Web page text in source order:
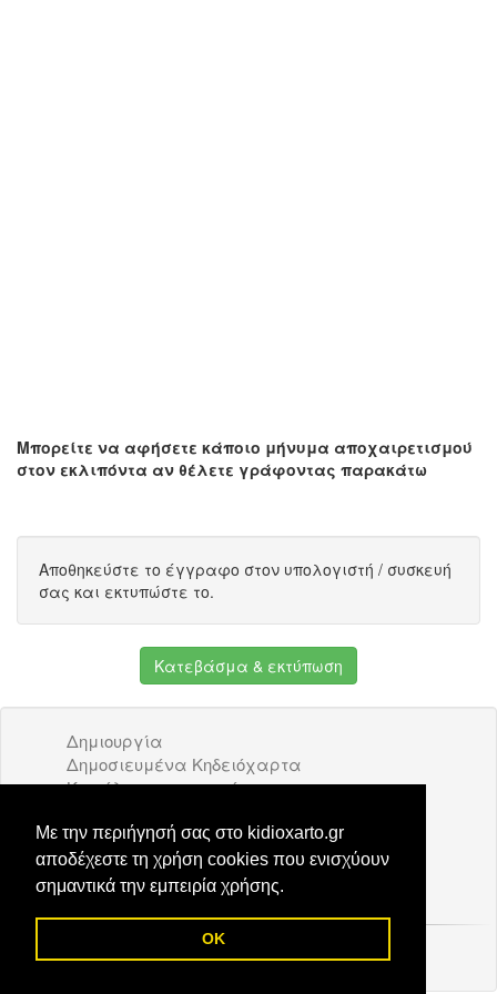
Με την περιήγησή σας στο kidioxarto.gr
αποδέχεστε τη χρήση cookies που ενισχύουν
σημαντικά την εμπειρία χρήσης.
OK
Μπορείτε να αφήσετε κάποιο μήνυμα αποχαιρετισμού
στον εκλιπόντα αν θέλετε γράφοντας παρακάτω
Αποθηκεύστε το έγγραφο στον υπολογιστή / συσκευή
σας και εκτυπώστε το.
Κατεβάσμα & εκτύπωση
Δημιουργία
Δημοσιευμένα Κηδειόχαρτα
Κατάλογος επιχειρήσεων
Διαφήμιση
Επικοινωνία
© 2026 Kidioxarto.gr /Επικοινωνία